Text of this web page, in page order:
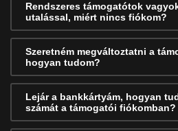
Rendszeres támogatótok
utalással, miért nincs fiókom?
Szeretném megváltoztatni a
hogyan tudom?
Lejár a bankkártyám, hogyan
számát a támogatói fiókomban?